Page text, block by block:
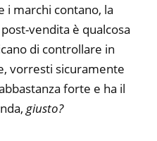
i marchi contano, la
vendita è qualcosa
di controllare in
vorresti sicuramente
forte e ha il
giusto?